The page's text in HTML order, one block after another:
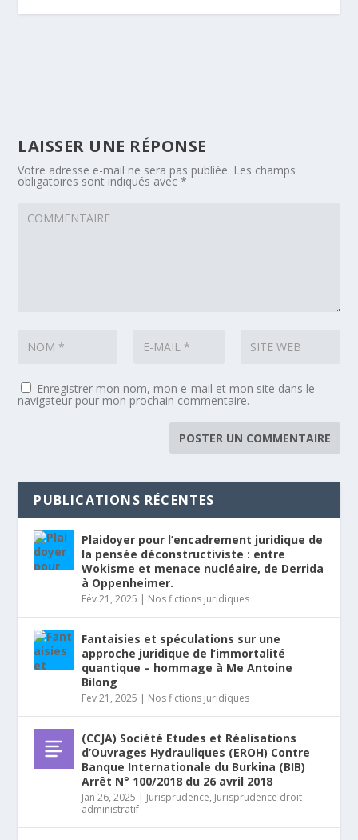
LAISSER UNE RÉPONSE
Votre adresse e-mail ne sera pas publiée. Les champs
obligatoires sont indiqués avec*
Enregistrer mon nom, mon e-mail et mon site dans le
navigateur pour mon prochain commentaire.
PUBLICATIONS RÉCENTES
Plaidoyer pour l’encadrement juridique de
la pensée déconstructiviste : entre
Wokisme et menace nucléaire, de Derrida
à Oppenheimer.
Fév 21, 2025 | Nos fictions juridiques
Fantaisies et spéculations sur une
approche juridique de l’immortalité
quantique – hommage à Me Antoine
Bilong
Fév 21, 2025 | Nos fictions juridiques
(CCJA) Société Etudes et Réalisations
d’Ouvrages Hydrauliques (EROH) Contre
Banque Internationale du Burkina (BIB)
Arrêt N° 100/2018 du 26 avril 2018
Jan 26, 2025 | Jurisprudence, Jurisprudence droit
administratif